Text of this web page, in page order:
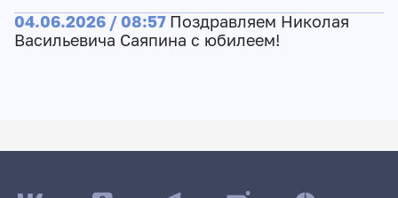
04.06.2026 / 08:57 Поздравляем Николая
Васильевича Саяпина с юбилеем!